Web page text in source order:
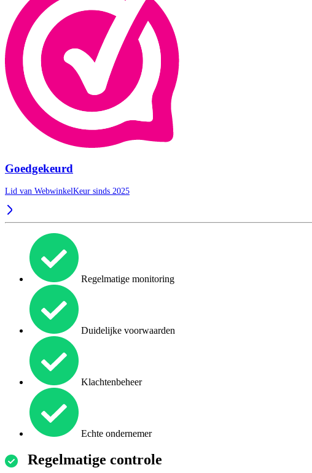
Goedgekeurd
Lid van WebwinkelKeur sinds 2025
Regelmatige monitoring
Duidelijke voorwaarden
Klachtenbeheer
Echte ondernemer
Regelmatige controle